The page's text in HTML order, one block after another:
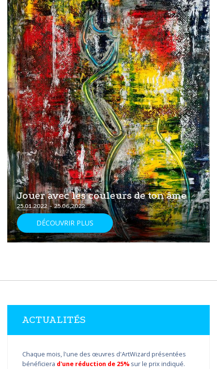
Jouer avec les couleurs de ton âme
25.01.2022 - 25.06.2022
DÉCOUVRIR PLUS
ACTUALITÉS
Chaque mois, l'une des œuvres d'ArtWizard présentées
bénéficiera d'une réduction de 25% sur le prix indiqué.